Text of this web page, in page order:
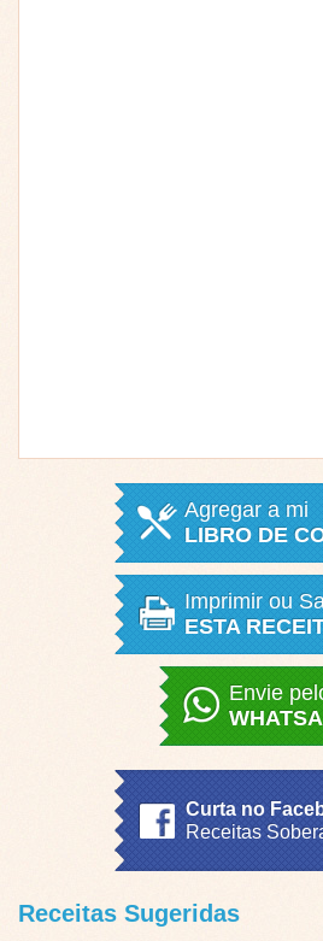
Agregar a mi
LIBRO DE
Imprimir ou
ESTA
Envie
Curta no
Receitas
Receitas Sugeridas